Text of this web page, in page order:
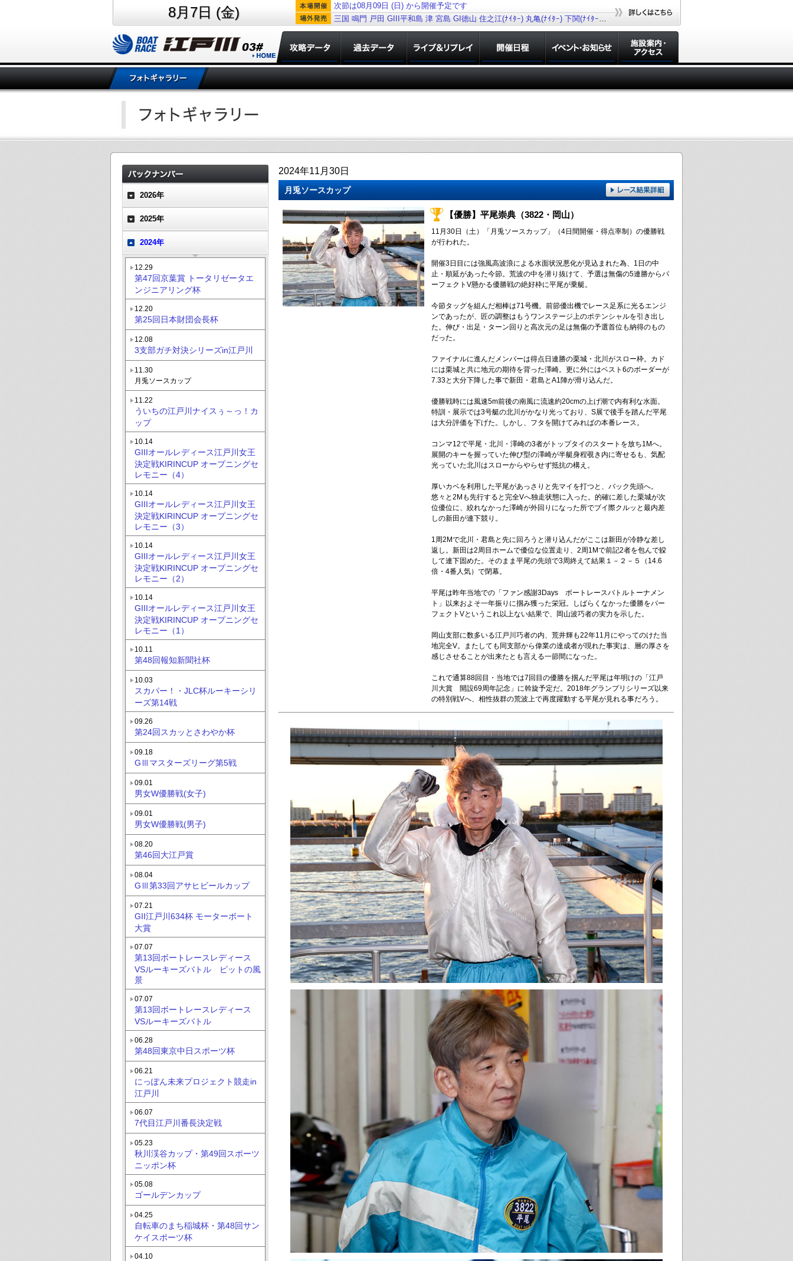
8月7日 (金)
次節は08月09日 (日) から開催予定です
三国 鳴門 戸田 GIII平和島 津 宮島 GI徳山 住之江(ﾅｲﾀｰ) 丸亀(ﾅｲﾀｰ) 下関(ﾅｲﾀｰ) 若松(ﾅｲﾀｰ) 大村(ﾅｲﾀｰ)
2026年
2025年
2024年
12.29
第47回京葉賞 トータリゼータエ
ンジニアリング杯
12.20
第25回日本財団会長杯
12.08
3支部ガチ対決シリーズin江戸川
11.30
月兎ソースカップ
11.22
ういちの江戸川ナイスぅ～っ！カ
ップ
10.14
GIIIオールレディース江戸川女王
決定戦KIRINCUP オープニングセ
レモニー（4）
10.14
GIIIオールレディース江戸川女王
決定戦KIRINCUP オープニングセ
レモニー（3）
10.14
GIIIオールレディース江戸川女王
決定戦KIRINCUP オープニングセ
レモニー（2）
10.14
GIIIオールレディース江戸川女王
決定戦KIRINCUP オープニングセ
レモニー（1）
10.11
第48回報知新聞社杯
10.03
スカパー！・JLC杯ルーキーシリ
ーズ第14戦
09.26
第24回スカッとさわやか杯
09.18
GⅢマスターズリーグ第5戦
09.01
男女W優勝戦(女子)
09.01
男女W優勝戦(男子)
08.20
第46回大江戸賞
08.04
GⅢ第33回アサヒビールカップ
07.21
GII江戸川634杯 モーターボート
大賞
07.07
第13回ボートレースレディース
VSルーキーズバトル ピットの風
景
07.07
第13回ボートレースレディース
VSルーキーズバトル
06.28
第48回東京中日スポーツ杯
06.21
にっぽん未来プロジェクト競走in
江戸川
06.07
7代目江戸川番長決定戦
05.23
秋川渓谷カップ・第49回スポーツ
ニッポン杯
05.08
ゴールデンカップ
04.25
自転車のまち稲城杯・第48回サン
ケイスポーツ杯
04.10
2024年11月30日
月兎ソースカップ
【優勝】平尾崇典（3822・岡山）
11月30日（土）「月兎ソースカップ」（4日間開催・得点率制）の優勝戦
が行われた。
開催3日目には強風高波浪による水面状況悪化が見込まれた為、1日の中
止・順延があった今節。荒波の中を潜り抜けて、予選は無傷の5連勝からパ
ーフェクトV懸かる優勝戦の絶好枠に平尾が乗艇。
今節タッグを組んだ相棒は71号機。前節優出機でレース足系に光るエンジ
ンであったが、匠の調整はもうワンステージ上のポテンシャルを引き出し
た。伸び・出足・ターン回りと高次元の足は無傷の予選首位も納得のもの
だった。
ファイナルに進んだメンバーは得点日連勝の栗城・北川がスロー枠。カド
には栗城と共に地元の期待を背った澤崎。更に外にはベスト6のボーダーが
7.33と大分下降した事で新田・君島とA1陣が滑り込んだ。
優勝戦時には風速5m前後の南風に流速約20cmの上げ潮で内有利な水面。
特訓・展示では3号艇の北川がかなり光っており、S展で後手を踏んだ平尾
は大分評価を下げた。しかし、フタを開けてみればの本番レース。
コンマ12で平尾・北川・澤崎の3者がトップタイのスタートを放ち1Mへ。
展開のキーを握っていた伸び型の澤崎が半艇身程覗き内に寄せるも、気配
光っていた北川はスローからやらせず抵抗の構え。
厚いカベを利用した平尾があっさりと先マイを打つと、バック先頭へ。
悠々と2Mも先行すると完全Vへ独走状態に入った。的確に差した栗城が次
位優位に、絞れなかった澤崎が外回りになった所でブイ際クルッと最内差
しの新田が連下競り。
1周2Mで北川・君島と先に回ろうと潜り込んだがここは新田が冷静な差し
返し。新田は2周目ホームで優位な位置走り、2周1Mで前記2者を包んで躱
して連下固めた。そのまま平尾の先頭で3周終えて結果１－２－５（14.6
倍・4番人気）で閉幕。
平尾は昨年当地での「ファン感謝3Days ボートレースバトルトーナメン
ト」以来およそ一年振りに掴み獲った栄冠。しばらくなかった優勝をパー
フェクトVというこれ以上ない結果で、岡山波巧者の実力を示した。
岡山支部に数多いる江戸川巧者の内、荒井輝も22年11月にやってのけた当
地完全V。またしても同支部から偉業の達成者が現れた事実は、層の厚さを
感じさせることが出来たとも言える一節間になった。
これで通算88回目・当地では7回目の優勝を掴んだ平尾は年明けの「江戸
川大賞 開設69周年記念」に斡旋予定だ。2018年グランプリシリーズ以来
の特別戦Vへ、相性抜群の荒波上で再度躍動する平尾が見れる事だろう。